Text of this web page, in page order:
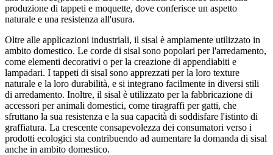
produzione di tappeti e moquette, dove conferisce un aspetto
naturale e una resistenza all'usura.
Oltre alle applicazioni industriali, il sisal è ampiamente utilizzato in
ambito domestico. Le corde di sisal sono popolari per l'arredamento,
come elementi decorativi o per la creazione di appendiabiti e
lampadari. I tappeti di sisal sono apprezzati per la loro texture
naturale e la loro durabilità, e si integrano facilmente in diversi stili
di arredamento. Inoltre, il sisal è utilizzato per la fabbricazione di
accessori per animali domestici, come tiragraffi per gatti, che
sfruttano la sua resistenza e la sua capacità di soddisfare l'istinto di
graffiatura. La crescente consapevolezza dei consumatori verso i
prodotti ecologici sta contribuendo ad aumentare la domanda di sisal
anche in ambito domestico.